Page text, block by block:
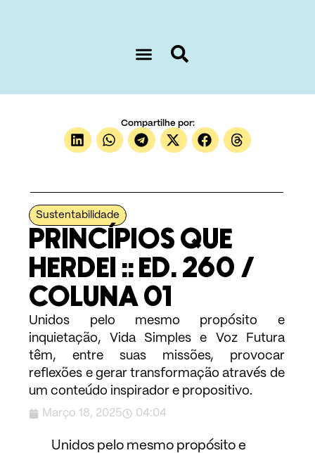
Compartilhe por:
Sustentabilidade
PRINCÍPIOS QUE
HERDEI :: ED. 260 /
COLUNA 01
Unidos pelo mesmo propósito e
inquietação, Vida Simples e Voz Futura
têm, entre suas missões, provocar
reflexões e gerar transformação através de
um conteúdo inspirador e propositivo.​
Março 18, 2025 04:04
Unidos pelo mesmo propósito e